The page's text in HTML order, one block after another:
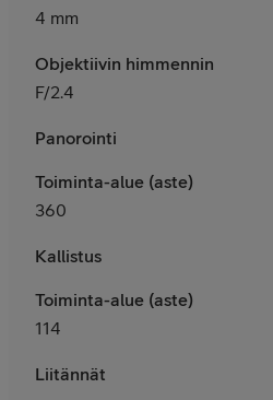
4 mm
Objektiivin himmennin
F/2.4
Panorointi
Toiminta-alue (aste)
360
Kallistus
Toiminta-alue (aste)
114
Liitännät